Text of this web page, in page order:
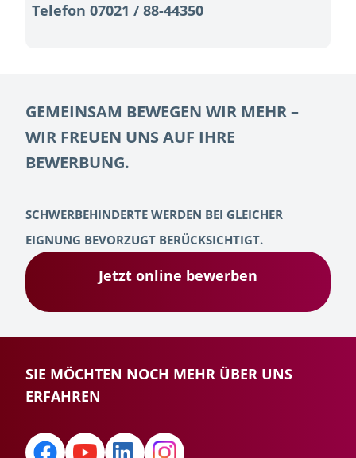
Telefon 07021 / 88-44350
GEMEINSAM BEWEGEN WIR MEHR –
WIR FREUEN UNS AUF IHRE
BEWERBUNG.
SCHWERBEHINDERTE WERDEN BEI GLEICHER
EIGNUNG BEVORZUGT BERÜCKSICHTIGT.
Jetzt online bewerben
SIE MÖCHTEN NOCH MEHR ÜBER UNS
ERFAHREN